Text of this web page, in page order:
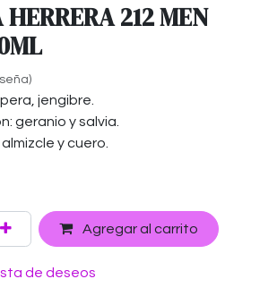
212 MEN
jengibre.
geranio y salvia.
y cuero.
Agregar al carrito
de deseos